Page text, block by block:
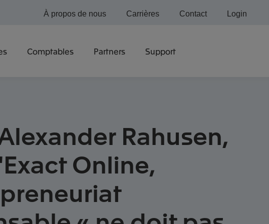
Comptables Partners Support
À propos de nous Carrières Contact Login
Rahusen,
Online,